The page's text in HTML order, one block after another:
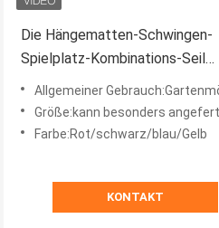
Die Hängematten-Schwingen-
Spielplatz-Kombinations-Seil
150CM*80CM der
kundengebundene Kinder
Allgemeiner
Größe:kann besonders angefertigt
Farbe:Rot/schwarz/blau/Gelb
KONTAKT